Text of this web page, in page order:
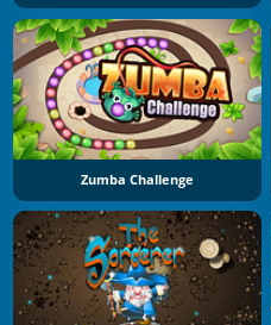
Zumba Challenge